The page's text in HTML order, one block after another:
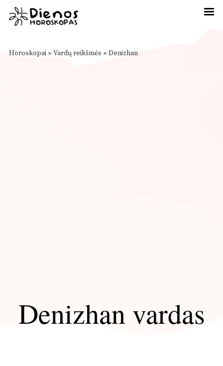
Horoskopai » Vardų reikšmės » Denizhan
Denizhan vardas